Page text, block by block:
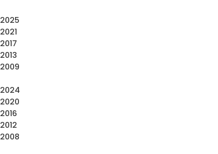
2025
2021
2017
2013
2009
2024
2020
2016
2012
2008